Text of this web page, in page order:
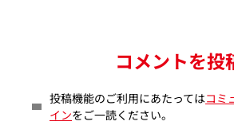
コメントを投
投稿機能のご利用にあたってはコミ
インをご一読ください。